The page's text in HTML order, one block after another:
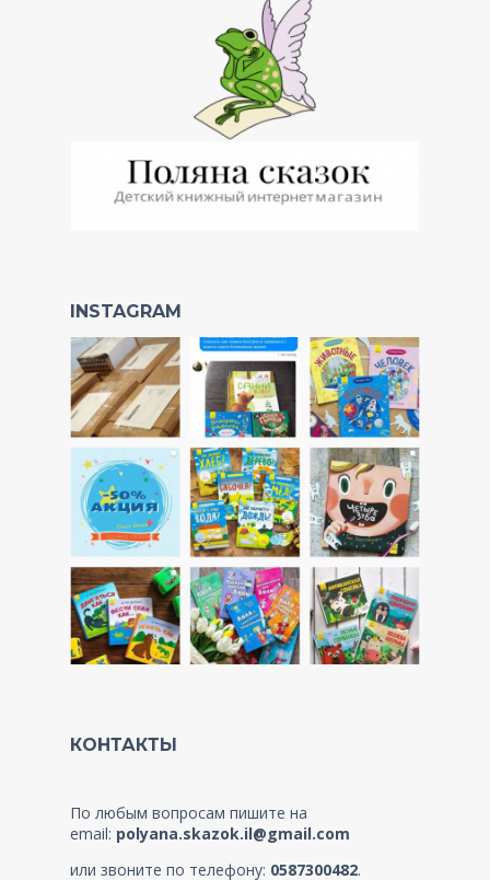
INSTAGRAM
КОНТАКТЫ
По любым вопросам пишите на
email: polyana.skazok.il@gmail.com
или звоните по телефону: 0587300482.